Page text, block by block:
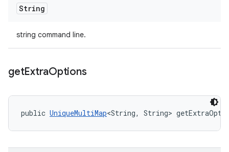
String
string command line.
getExtraOptions
public UniqueMultiMap<String, String>